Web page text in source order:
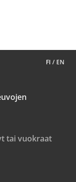
FI / EN
tai vuokraat